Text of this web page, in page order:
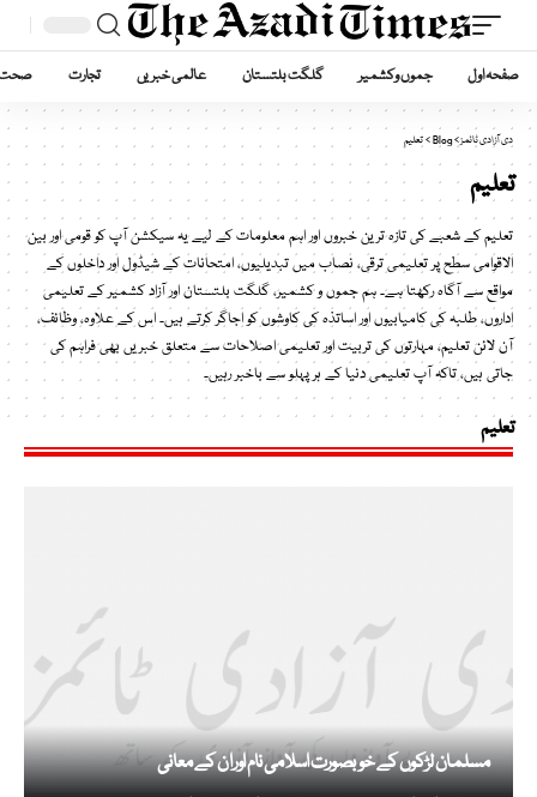
صفحہ اول جموں وکشمیر گلگت بلتستان عالمی خبریں تجارت
دی آزادی ٹائمز>
Blog
>تعلیم
تعلیم
تعلیم کے شعبے کی تازہ ترین خبروں اور اہم معلومات کے لیے یہ سیکشن آپ کو قومی اور بین
الاقوامی سطح پر تعلیمی ترقی، نصاب میں تبدیلیوں، امتحانات کے شیڈول اور داخلوں کے
مواقع سے آگاہ رکھتا ہے۔ ہم جموں و کشمیر، گلگت بلتستان اور آزاد کشمیر کے تعلیمی
اداروں، طلبہ کی کامیابیوں اور اساتذہ کی کاوشوں کو اجاگر کرتے ہیں۔ اس کے علاوہ، وظائف،
آن لائن تعلیم، مہارتوں کی تربیت اور تعلیمی اصلاحات سے متعلق خبریں بھی فراہم کی
جاتی ہیں، تاکہ آپ تعلیمی دنیا کے ہر پہلو سے باخبر رہیں۔
تعلیم
مسلمان لڑکوں کے خوبصورت اسلامی نام اور ان کے معانی